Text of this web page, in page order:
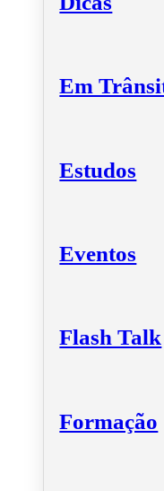
Em
Estudos
Eventos
Flash Talk
Formação